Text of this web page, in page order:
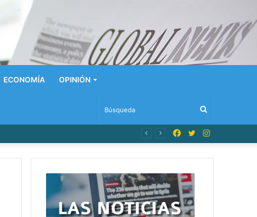
ECONOMÍA OPINIÓN
Búsqueda
Natación Dominicana Instagram
Twitter
Facebook